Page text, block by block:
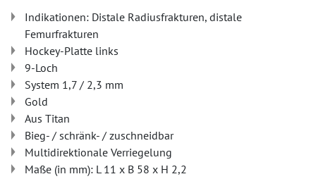
Indikationen: Distale Radiusfrakturen, distale
Femurfrakturen
Hockey-Platte links
9-Loch
System 1,7 / 2,3 mm
Gold
Aus Titan
Bieg- / schränk- / zuschneidbar
Multidirektionale Verriegelung
Maße (in mm): L 11 x B 58 x H 2,2